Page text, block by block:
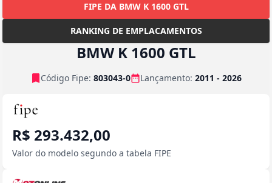
FIPE DA BMW K 1600 GTL
RANKING DE EMPLACAMENTOS
BMW K 1600 GTL
Código Fipe: 803043-0 Lançamento: 2011 - 2026
R$ 293.432,00
Valor do modelo segundo a tabela FIPE